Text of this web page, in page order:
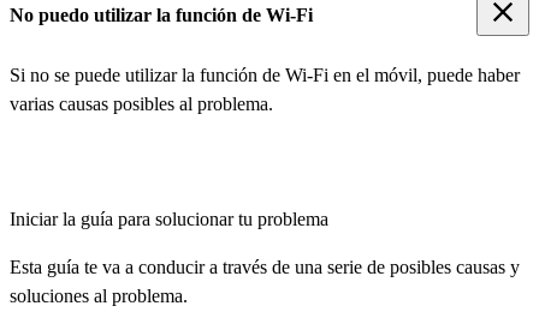
No puedo utilizar la función de Wi-Fi
Si no se puede utilizar la función de Wi-Fi en el móvil, puede haber
varias causas posibles al problema.
Iniciar la guía para solucionar tu problema
Esta guía te va a conducir a través de una serie de posibles causas y
soluciones al problema.